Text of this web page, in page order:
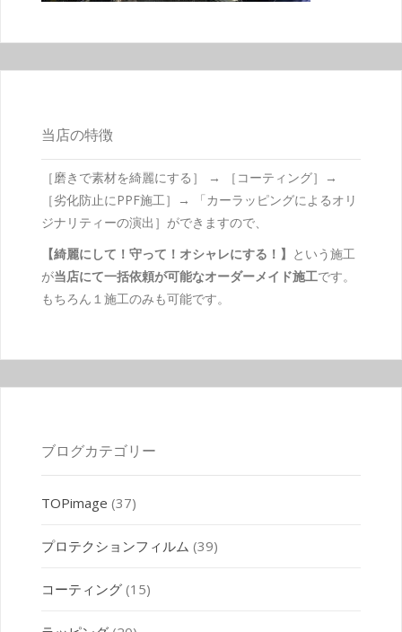
当店の特徴
［磨きで素材を綺麗にする］ → ［コーティング］→
［劣化防止にPPF施工］→ 「カーラッピングによるオリ
ジナリティーの演出］ができますので、
【綺麗にして！守って！オシャレにする！】 という施工
が当店にて一括依頼が可能なオーダーメイド施工です。
もちろん１施工のみも可能です。
ブログカテゴリー
TOPimage (37)
プロテクションフィルム (39)
コーティング(15)